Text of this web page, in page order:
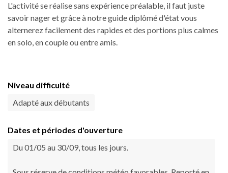
L'activité se réalise sans expérience préalable, il faut juste
savoir nager et grâce à notre guide diplômé d'état vous
alternerez facilement des rapides et des portions plus calmes
en solo, en couple ou entre amis.
Niveau difficulté
Adapté aux débutants
Dates et périodes d'ouverture
Du 01/05 au 30/09, tous les jours.